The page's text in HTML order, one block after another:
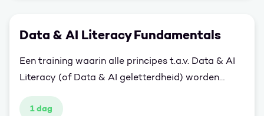
Data & AI Literacy Fundamentals
Een training waarin alle principes t.a.v. Data & AI
Literacy (of Data & AI geletterdheid) worden
besproken en de basis wordt gelegd om de reis
naar Data & AI Literacy te beginnen.
1 dag